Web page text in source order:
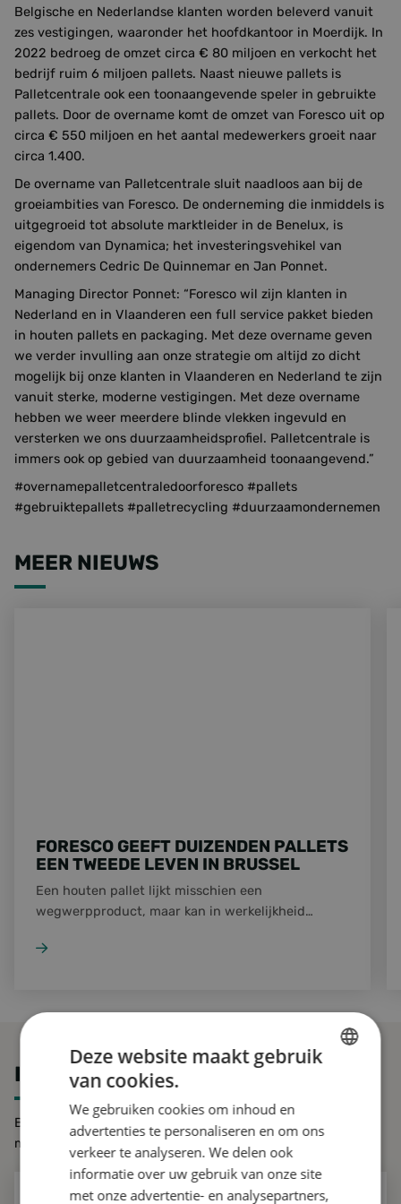
Belgische en Nederlandse klanten worden beleverd vanuit
zes vestigingen, waaronder het hoofdkantoor in Moerdijk. In
2022 bedroeg de omzet circa € 80 miljoen en verkocht het
bedrijf ruim 6 miljoen pallets. Naast nieuwe pallets is
Palletcentrale ook een toonaangevende speler in gebruikte
pallets. Door de overname komt de omzet van Foresco uit op
circa € 550 miljoen en het aantal medewerkers groeit naar
circa 1.400.
De overname van Palletcentrale sluit naadloos aan bij de
groeiambities van Foresco. De onderneming die inmiddels is
uitgegroeid tot absolute marktleider in de Benelux, is
eigendom van Dynamica; het investeringsvehikel van
ondernemers Cedric De Quinnemar en Jan Ponnet.
Managing Director Ponnet: “Foresco wil zijn klanten in
Nederland en in Vlaanderen een full service pakket bieden
in houten pallets en packaging. Met deze overname geven
we verder invulling aan onze strategie om altijd zo dicht
mogelijk bij onze klanten in Vlaanderen en Nederland te zijn
vanuit sterke, moderne vestigingen. Met deze overname
hebben we weer meerdere blinde vlekken ingevuld en
versterken we ons duurzaamheidsprofiel. Palletcentrale is
immers ook op gebied van duurzaamheid toonaangevend.”
#overnamepalletcentraledoorforesco #pallets
#gebruiktepallets #palletrecycling #duurzaamondernemen
MEER NIEUWS
FORESCO GEEFT DUIZENDEN PALLETS
EEN TWEEDE LEVEN IN BRUSSEL
Een houten pallet lijkt misschien een
wegwerpproduct, maar kan in werkelijkheid
tussen Build Circular Brussels, Shipit, Net Brussel
teruggewonnen en opnieuw ingezet binnen de
IN GESPREK MET FORESCO
Benieuwd wat we voor u kunnen betekenen? Neem contact
met ons op.
Deze website maakt gebruik
van cookies.
We gebruiken cookies om inhoud en
advertenties te personaliseren en om ons
verkeer te analyseren. We delen ook
informatie over uw gebruik van onze site
met onze advertentie- en analysepartners,